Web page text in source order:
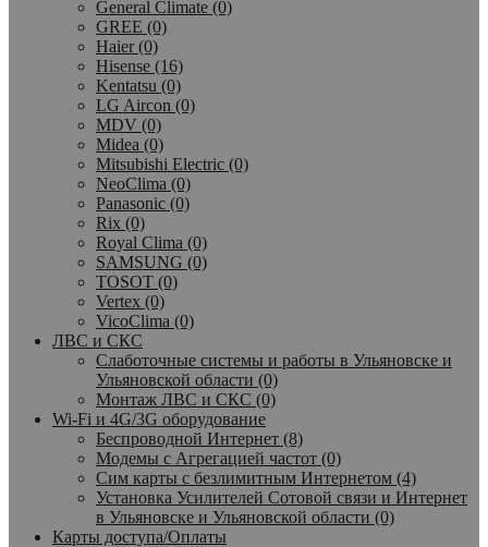
General Climate (0)
GREE (0)
Haier (0)
Hisense (16)
Kentatsu (0)
LG Aircon (0)
MDV (0)
Midea (0)
Mitsubishi Electric (0)
NeoClima (0)
Panasonic (0)
Rix (0)
Royal Clima (0)
SAMSUNG (0)
TOSOT (0)
Vertex (0)
VicoClima (0)
ЛВС и СКС
Слаботочные системы и работы в Ульяновске и
Ульяновской области (0)
Монтаж ЛВС и СКС (0)
Wi-Fi и 4G/3G оборудование
Беспроводной Интернет (8)
Модемы с Агрегацией частот (0)
Сим карты с безлимитным Интернетом (4)
Установка Усилителей Сотовой связи и Интернет
в Ульяновске и Ульяновской области (0)
Карты доступа/Оплаты